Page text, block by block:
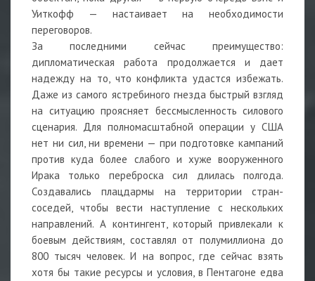
Уиткофф — настаивает на необходимости
переговоров.
За последними сейчас преимущество:
дипломатическая работа продолжается и дает
надежду на то, что конфликта удастся избежать.
Даже из самого ястребиного гнезда быстрый взгляд
на ситуацию проясняет бессмысленность силового
сценария. Для полномасштабной операции у США
нет ни сил, ни времени — при подготовке кампаний
против куда более слабого и хуже вооруженного
Ирака только переброска сил длилась полгода.
Создавались плацдармы на территории стран-
соседей, чтобы вести наступление с нескольких
направлений. А контингент, который привлекали к
боевым действиям, составлял от полумиллиона до
800 тысяч человек. И на вопрос, где сейчас взять
хотя бы такие ресурсы и условия, в Пентагоне едва